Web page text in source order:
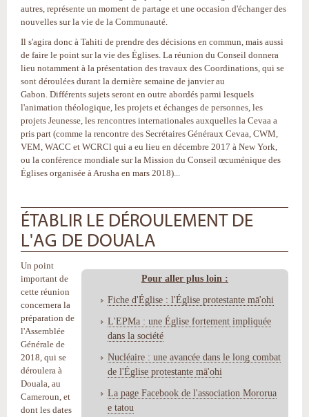
autres, représente un moment de partage et une occasion d'échanger des
nouvelles sur la vie de la Communauté.
Il s'agira donc à Tahiti de prendre des décisions en commun, mais aussi
de faire le point sur la vie des Églises. La réunion du Conseil donnera
lieu notamment à la présentation des travaux des Coordinations, qui se
sont déroulées durant la dernière semaine de janvier au
Gabon. Différents sujets seront en outre abordés parmi lesquels
l'animation théologique, les projets et échanges de personnes, les
projets Jeunesse, les rencontres internationales auxquelles la Cevaa a
pris part (comme la rencontre des Secrétaires Généraux Cevaa, CWM,
VEM, WACC et WCRCl qui a eu lieu en décembre 2017 à New York,
ou la conférence mondiale sur la Mission du Conseil œcuménique des
Églises organisée à Arusha en mars 2018)...
ÉTABLIR LE DÉROULEMENT DE
L'AG DE DOUALA
Pour aller plus loin :
Fiche d'Église : l'Église protestante mā'ohi
L'EPMa : une Église fortement impliquée
dans la société
Nucléaire : une avancée dans le long combat
de l'Église protestante mā'ohi
La page Facebook de l'association Mororua
e tatou
Un point
important de
cette réunion
concernera la
préparation de
l'Assemblée
Générale de
2018, qui se
déroulera à
Douala, au
Cameroun, et
dont les dates